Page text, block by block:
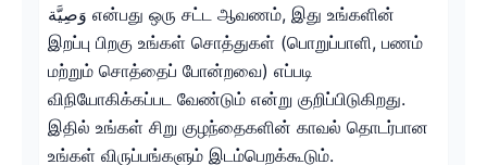
WhatsApp
Email
وَصِيَّة என்பது ஒரு சட்ட ஆவணம், இது உங்களின்
இறப்பு பிறகு உங்கள் சொத்துகள் (பொறுப்பாளி, பணம்
மற்றும் சொத்தைப் போன்றவை) எப்படி
விநியோகிக்கப்பட வேண்டும் என்று குறிப்பிடுகிறது.
இதில் உங்கள் சிறு குழந்தைகளின் காவல் தொடர்பான
உங்கள் விருப்பங்களும் இடம்பெறக்கூடும்.